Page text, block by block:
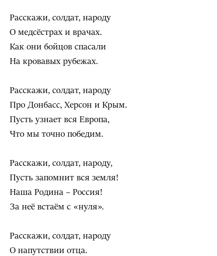
Расскажи, солдат, народу
О медсёстрах и врачах.
Как они бойцов спасали
На кровавых рубежах.
Расскажи, солдат, народу
Про Донбасс, Херсон и Крым.
Пусть узнает вся Европа,
Что мы точно победим.
Расскажи, солдат, народу,
Пусть запомнит вся земля!
Наша Родина – Россия!
За неё встаём с «нуля».
Расскажи, солдат, народу
О напутствии отца.